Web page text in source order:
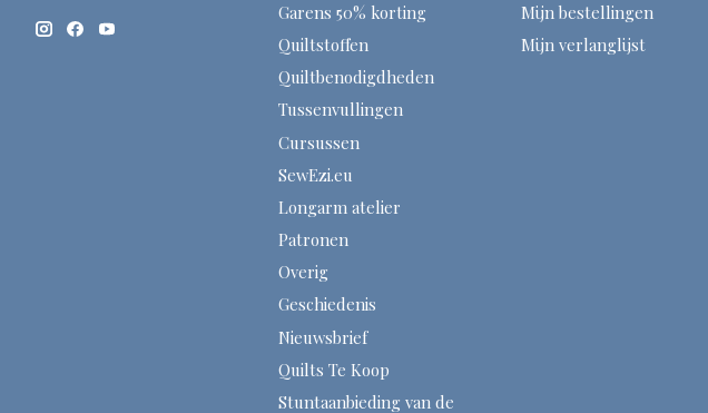
Garens 50% korting
Quiltstoffen
Quiltbenodigdheden
Tussenvullingen
Cursussen
SewEzi.eu
Longarm atelier
Patronen
Overig
Geschiedenis
Nieuwsbrief
Quilts Te Koop
Stuntaanbieding van de
Mijn bestellingen
Mijn verlanglijst